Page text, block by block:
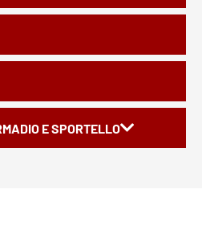
E SPORTELLO